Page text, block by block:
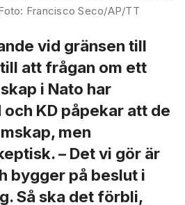
Francisco Seco/AP/TT
vid gränsen till
att frågan om ett
i Nato har
KD påpekar att de
men
– Det vi gör är
bygger på beslut i
Så ska det förbli,